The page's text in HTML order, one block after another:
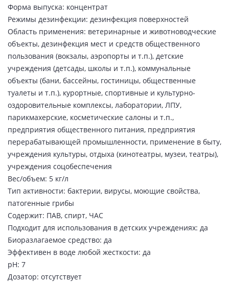
Форма выпуска: концентрат
Режимы дезинфекции: дезинфекция поверхностей
Область применения: ветеринарные и животноводческие
объекты, дезинфекция мест и средств общественного
пользования (вокзалы, аэропорты и т.п.), детские
учреждения (детсады, школы и т.п.), коммунальные
объекты (бани, бассейны, гостиницы, общественные
туалеты и т.п.), курортные, спортивные и культурно-
оздоровительные комплексы, лаборатории, ЛПУ,
парикмахерские, косметические салоны и т.п.,
предприятия общественного питания, предприятия
перерабатывающей промышленности, применение в быту,
учреждения культуры, отдыха (кинотеатры, музеи, театры),
учреждения соцобеспечения
Вес/объем: 5 кг/л
Тип активности: бактерии, вирусы, моющие свойства,
патогенные грибы
Содержит: ПАВ, спирт, ЧАС
Подходит для использования в детских учреждениях: да
Биоразлагаемое средство: да
Эффективен в воде любой жесткости: да
pH: 7
Дозатор: отсутствует